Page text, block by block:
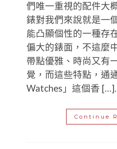
們唯一重視的配件大
錶對我們來說就是一
能凸顯個性的一種存
偏大的錶面，不這麼
帶點優雅、時尚又有
覺，而這些特點，通
Watches」這個香
Continue